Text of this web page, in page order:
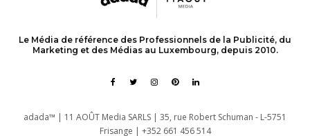
Le Média de référence des Professionnels de la Publicité, du
Marketing et des Médias au Luxembourg, depuis 2010.
adada™ | 11 AOÛT Media SARLS | 35, rue Robert Schuman - L-5751
Frisange | +352 661 456 514